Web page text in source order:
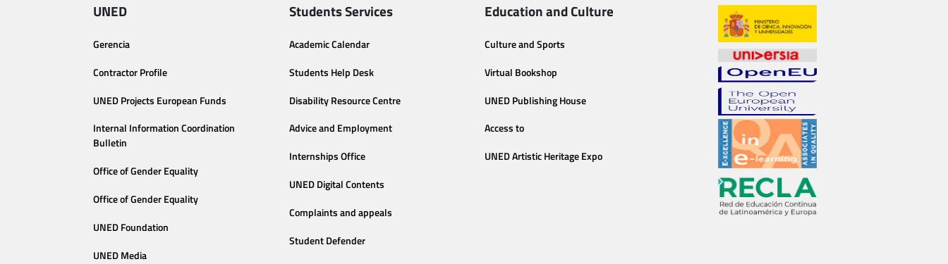
UNED
Gerencia
Contractor Profile
UNED Projects European Funds
Internal Information Coordination
Bulletin
Office of Gender Equality
Office of Gender Equality
UNED Foundation
UNED Media
Students Services
Academic Calendar
Students Help Desk
Disability Resource Centre
Advice and Employment
Internships Office
UNED Digital Contents
Complaints and appeals
Student Defender
Education and Culture
Culture and Sports
Virtual Bookshop
UNED Publishing House
Access to
UNED Artistic Heritage Expo